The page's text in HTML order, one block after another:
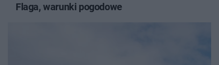
Flaga, warunki pogodowe